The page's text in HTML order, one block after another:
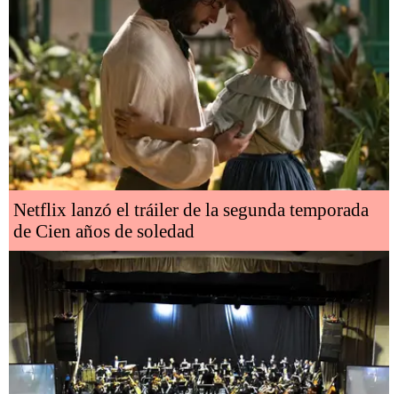
Netflix lanzó el tráiler de la segunda temporada
de Cien años de soledad